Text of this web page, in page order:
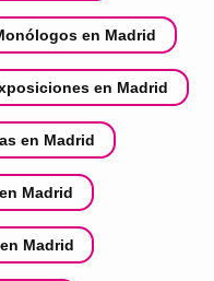
en Madrid
en Madrid
en Madrid
Madrid
Madrid